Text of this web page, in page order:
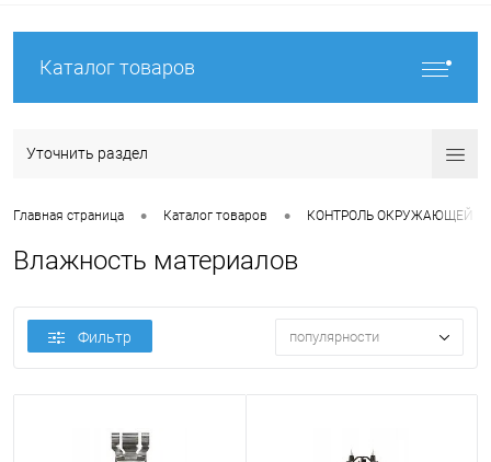
Каталог товаров
Уточнить раздел
Главная страница • Каталог товаров • КОНТРОЛЬ ОКРУЖАЮЩЕЙ
Влажность материалов
Фильтр популярности